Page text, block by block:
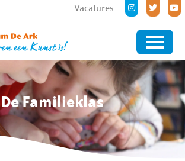
Vacatures
De Familieklas